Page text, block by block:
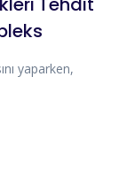
yaparken,